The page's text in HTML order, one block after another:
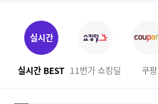
12 팔찌부자재
15 성인용세발자전거중고
17 겔럭시25카드케이스 18
실시간
실시간 BEST 11번가 쇼킹딜 쿠팡